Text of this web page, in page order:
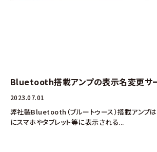
Bluetooth搭載アンプの表示名変更サ
2023.07.01
弊社製Bluetooth（ブルートゥース）搭載アン
にスマホやタブレット等に表示される...